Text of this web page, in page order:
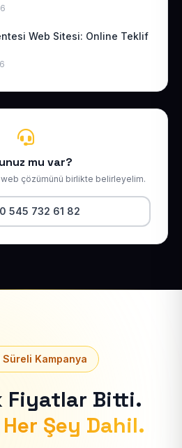
Web Sitesi: Online Teklif
mu var?
çözümünü birlikte belirleyelim.
545 732 61 82
Süreli Kampanya
Fiyatlar Bitti.
Şey Dahil.